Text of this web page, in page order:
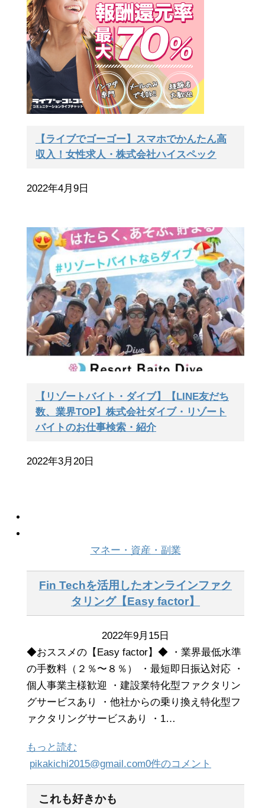
【ライブでゴーゴー】スマホでかんたん高
収入！女性求人・株式会社ハイスペック
2022年4月9日
【リゾートバイト・ダイブ】【LINE友だち
数、業界TOP】株式会社ダイブ・リゾート
バイトのお仕事検索・紹介
2022年3月20日
マネー・資産・副業
Fin Techを活用したオンラインファク
タリング【Easy factor】
2022年9月15日
◆おススメの【Easy factor】◆ ・業界最低水準
の手数料（２％〜８％） ・最短即日振込対応 ・
個人事業主様歓迎 ・建設業特化型ファクタリン
グサービスあり ・他社からの乗り換え特化型フ
ァクタリングサービスあり ・1…
もっと読む
pikakichi2015@gmail.com0件のコメント
これも好きかも